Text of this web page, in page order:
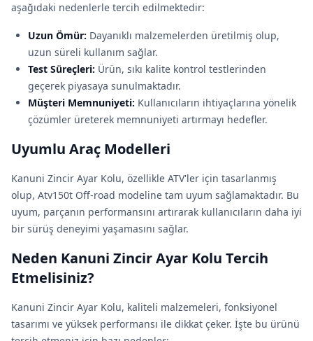
aşağıdaki nedenlerle tercih edilmektedir:
Uzun Ömür: Dayanıklı malzemelerden üretilmiş olup,
uzun süreli kullanım sağlar.
Test Süreçleri: Ürün, sıkı kalite kontrol testlerinden
geçerek piyasaya sunulmaktadır.
Müşteri Memnuniyeti: Kullanıcıların ihtiyaçlarına yönelik
çözümler üreterek memnuniyeti artırmayı hedefler.
Uyumlu Araç Modelleri
Kanuni Zincir Ayar Kolu, özellikle ATV'ler için tasarlanmış
olup, Atv150t Off-road modeline tam uyum sağlamaktadır. Bu
uyum, parçanın performansını artırarak kullanıcıların daha iyi
bir sürüş deneyimi yaşamasını sağlar.
Neden Kanuni Zincir Ayar Kolu Tercih
Etmelisiniz?
Kanuni Zincir Ayar Kolu, kaliteli malzemeleri, fonksiyonel
tasarımı ve yüksek performansı ile dikkat çeker. İşte bu ürünü